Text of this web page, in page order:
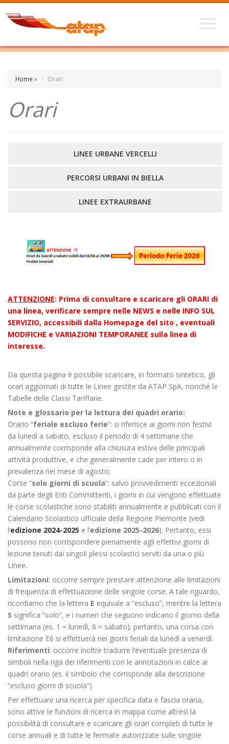
Home » Orari
Orari
LINEE URBANE VERCELLI
PERCORSI URBANI IN BIELLA
LINEE EXTRAURBANE
ATTENZIONE: Prima di consultare e scaricare gli ORARI di
una linea, verificare sempre nelle NEWS e nelle INFO SUL
SERVIZIO, accessibili dalla Homepage del sito , eventuali
MODIFICHE e VARIAZIONI TEMPORANEE sulla linea di
interesse.
Da questa pagina è possibile scaricare, in formato sintetico, gli
orari aggiornati di tutte le Linee gestite da ATAP SpA, nonché le
Tabelle delle Classi Tariffarie.
Note e glossario per la lettura dei quadri orario:
Orario “feriale escluso ferie”: si riferisce ai giorni non festivi
da lunedì a sabato, escluso il periodo di 4 settimane che
annualmente corrisponde alla chiusura estiva delle principali
attività produttive, e che generalmente cade per intero o in
prevalenza nel mese di agosto;
Corse “solo giorni di scuola”: salvo provvedimenti eccezionali
da parte degli Enti Committenti, i giorni in cui vengono effettuate
le corse scolastiche sono stabiliti annualmente e pubblicati con il
Calendario Scolastico ufficiale della Regione Piemonte (vedi
l’edizione 2024-2025 e l’edizione 2025-2026). Pertanto, essi
possono non corrispondere pienamente agli effettivi giorni di
lezione tenuti dai singoli plessi scolastici serviti da una o più
Linee.
Limitazioni: occorre sempre prestare attenzione alle limitazioni
di frequenza di effettuazione delle singole corse. A tale riguardo,
ricordiamo che la lettera E equivale a “escluso”, mentre la lettera
S significa “solo”, e i numeri che seguono indicano il giorno della
settimana (es. 1 = lunedì, 6 = sabato); pertanto, una corsa con
limitazione E6 si effettuerà nei giorni feriali da lunedì a venerdì.
Riferimenti: occorre inoltre tradurre l’eventuale presenza di
simboli nella riga dei riferimenti con le annotazioni in calce ai
quadri orario (es. il simbolo che corrisponde alla descrizione
“escluso giorni di scuola”)
Per effettuare una ricerca per specifica data e fascia oraria,
sono attive le funzioni di ricerca in mappa come altresì la
possibilità di consultare e scaricare gli orari completi di tutte le
corse annuali e di tutte le fermate autorizzate sulle singole